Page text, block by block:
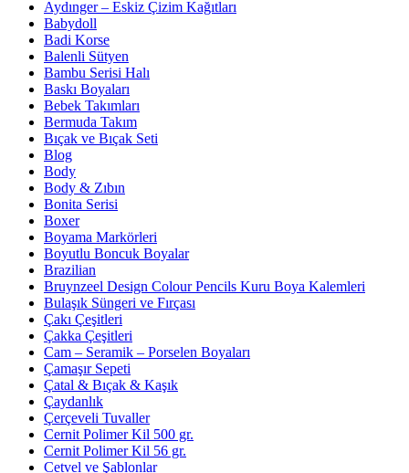
Aydınger – Eskiz Çizim Kağıtları
Babydoll
Badi Korse
Balenli Sütyen
Bambu Serisi Halı
Baskı Boyaları
Bebek Takımları
Bermuda Takım
Bıçak ve Bıçak Seti
Blog
Body
Body & Zıbın
Bonita Serisi
Boxer
Boyama Markörleri
Boyutlu Boncuk Boyalar
Brazilian
Bruynzeel Design Colour Pencils Kuru Boya Kalemleri
Bulaşık Süngeri ve Fırçası
Çakı Çeşitleri
Çakka Çeşitleri
Cam – Seramik – Porselen Boyaları
Çamaşır Sepeti
Çatal & Bıçak & Kaşık
Çaydanlık
Çerçeveli Tuvaller
Cernit Polimer Kil 500 gr.
Cernit Polimer Kil 56 gr.
Cetvel ve Şablonlar